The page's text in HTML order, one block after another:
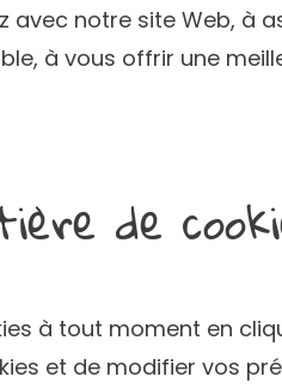
notre site Web, à
à vous offrir une
de
à tout moment en
et de modifier vos